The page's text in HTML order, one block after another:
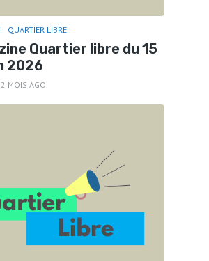
QUARTIER LIBRE
Quartier libre du 15
2026
2 MOIS AGO